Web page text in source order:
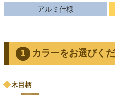
アルミ仕様
カラーをお選びく
木目柄